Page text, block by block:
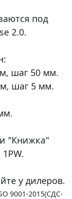
под
2.0.
шаг 50 мм.
шаг 5 мм.
"Книжка"
у дилеров.
9001-2015(СДС-